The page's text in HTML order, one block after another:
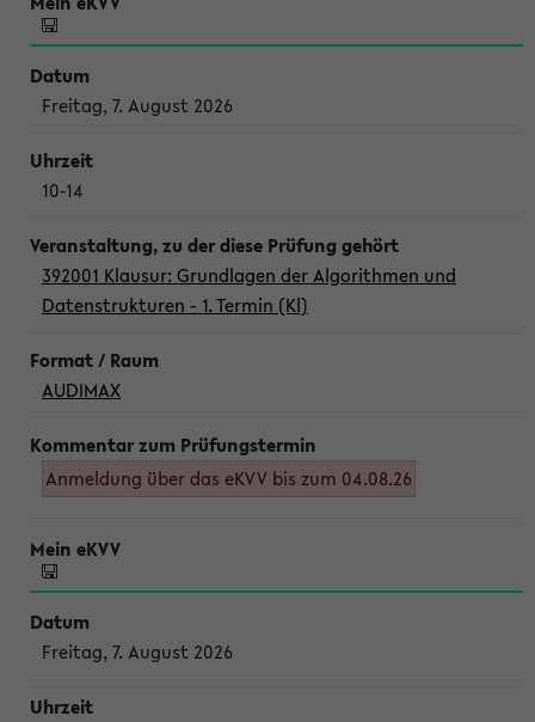
Freitag, 7. August 2026
10-14
392001 Klausur: Grundlagen der Algorithmen und
Datenstrukturen - 1. Termin (Kl)
AUDIMAX
Anmeldung über das eKVV bis zum 04.08.26
Freitag, 7. August 2026